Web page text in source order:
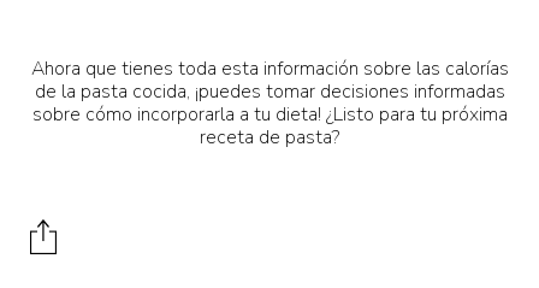
Ahora que tienes toda esta información sobre las calorías
de la pasta cocida, ¡puedes tomar decisiones informadas
sobre cómo incorporarla a tu dieta! ¿Listo para tu próxima
receta de pasta?